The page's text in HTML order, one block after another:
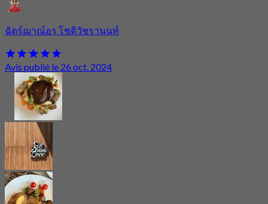
ฉัตร์ฌาณ์อร โชติวัชรานนท์
Avis publié le 26 oct. 2024